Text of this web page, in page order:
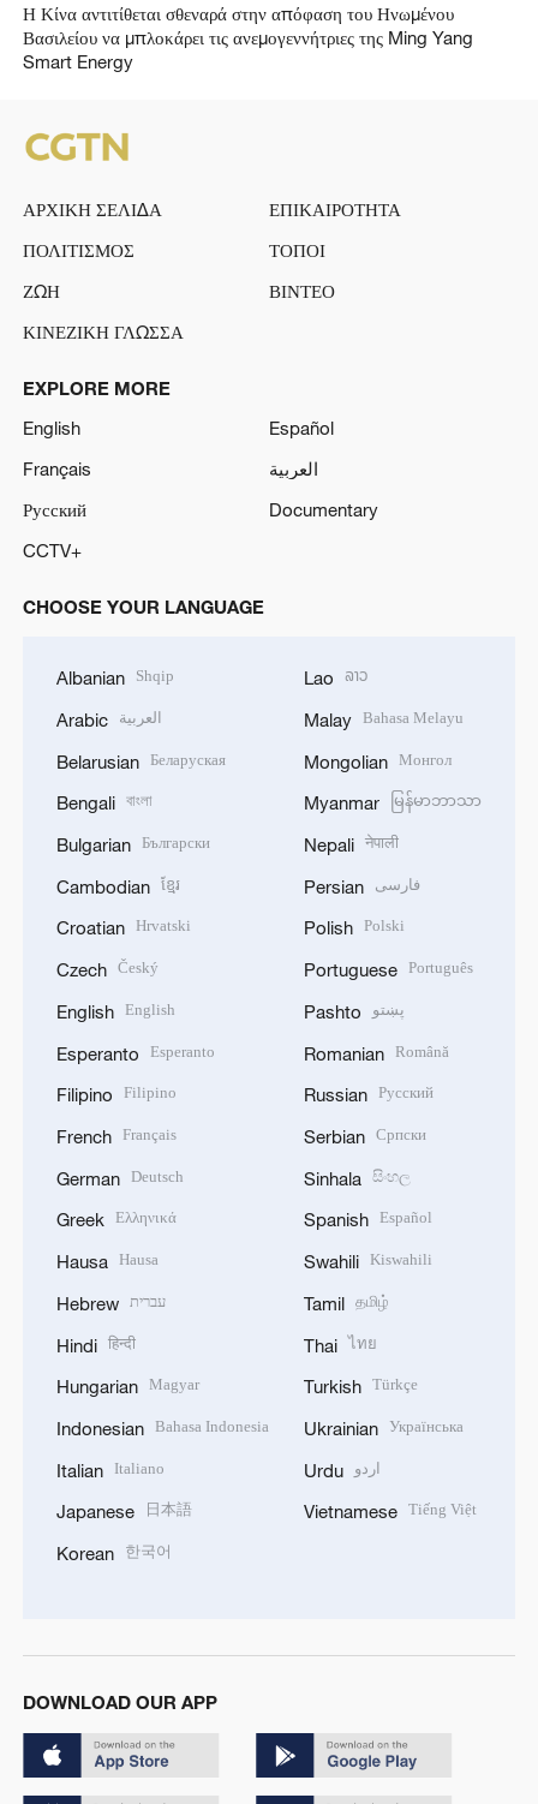
Η Κίνα αντιτίθεται σθεναρά στην απόφαση του Ηνωμένου
Βασιλείου να μπλοκάρει τις ανεμογεννήτριες της Ming Yang
Smart Energy
ΑΡΧΙΚΗ ΣΕΛΙΔΑ
ΕΠΙΚΑΙΡΟΤΗΤΑ
ΠΟΛΙΤΙΣΜΟΣ
ΤΟΠΟΙ
ΖΩΗ
ΒΙΝΤΕΟ
ΚΙΝΕΖΙΚΗ ΓΛΩΣΣΑ
EXPLORE MORE
English
Español
Français
العربية
Русский
Documentary
CCTV+
CHOOSE YOUR LANGUAGE
Albanian Shqip
Arabic العربية
Belarusian Беларуская
Bengali বাংলা
Bulgarian Български
Cambodian ខ្មែរ
Croatian Hrvatski
Czech Český
English English
Esperanto Esperanto
Filipino Filipino
French Français
German Deutsch
Greek Ελληνικά
Hausa Hausa
Hebrew עברית
Hindi हिन्दी
Hungarian Magyar
Indonesian Bahasa Indonesia
Italian Italiano
Japanese 日本語
Korean 한국어
Lao ລາວ
Malay Bahasa Melayu
Mongolian Монгол
Myanmar မြန်မာဘာသာ
Nepali नेपाली
Persian فارسی
Polish Polski
Portuguese Português
Pashto پښتو
Romanian Română
Russian Русский
Serbian Српски
Sinhala සිංහල
Spanish Español
Swahili Kiswahili
Tamil தமிழ்
Thai ไทย
Turkish Türkçe
Ukrainian Українська
Urdu اردو
Vietnamese Tiếng Việt
DOWNLOAD OUR APP